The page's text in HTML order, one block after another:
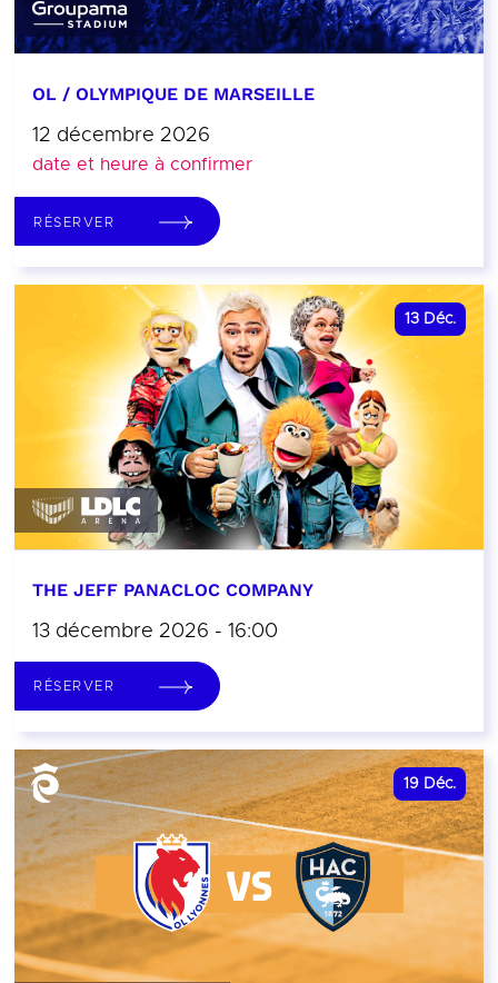
OL / OLYMPIQUE DE MARSEILLE
12 décembre 2026
date et heure à confirmer
RÉSERVER
13 Déc.
THE JEFF PANACLOC COMPANY
13 décembre 2026 - 16:00
RÉSERVER
19 Déc.